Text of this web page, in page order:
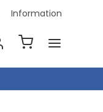
Information